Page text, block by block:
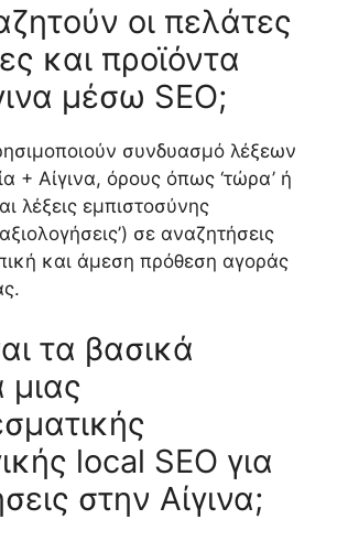
οι πελάτες
και προϊόντα
μέσω SEO;
συνδυασμό λέξεων
+ Αίγινα, όρους όπως ‘τώρα’ ή
λέξεις εμπιστοσύνης
σε αναζητήσεις
και άμεση πρόθεση αγοράς
τα βασικά
μιας
local SEO για
στην Αίγινα;